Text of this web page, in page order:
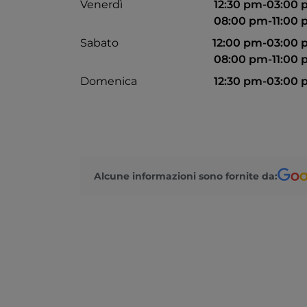
Venerdì
12:30 pm-03:00
08:00 pm-11:00
Sabato
12:00 pm-03:00
08:00 pm-11:00
Domenica
12:30 pm-03:00
Alcune informazioni sono fornite da: